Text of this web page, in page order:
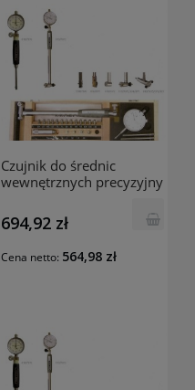
Czujnik do średnic
wewnętrznych precyzyjny
MIB-Germany
694,92 zł
Cena netto: 564,98 zł